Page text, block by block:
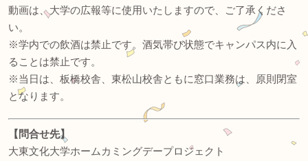
動画は、大学の広報等に使用いたしますので、ご了承くださ
い。
※学内での飲酒は禁止です。酒気帯び状態でキャンパス内に入
ることは禁止です。
※当日は、板橋校舎、東松山校舎ともに窓口業務は、原則閉室
となります。
【問合せ先】
大東文化大学ホームカミングデープロジェクト